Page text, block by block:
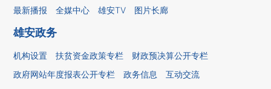
最新播报 全媒中心 雄安TV 图片长廊
雄安政务
机构设置 扶贫资金政策专栏
财政预决算公开专栏
政府网站年度报表公开专栏
政务信息 互动交流